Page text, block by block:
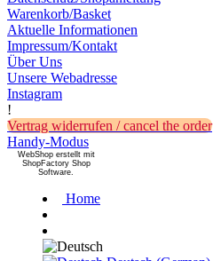
Warenkorb/Basket
Aktuelle Informationen
Impressum/Kontakt
Über Uns
Unsere Webadresse
Instagram
!
Vertrag widerrufen / cancel the order
Handy-Modus
WebShop erstellt mit
ShopFactory Shop
Software.
Home